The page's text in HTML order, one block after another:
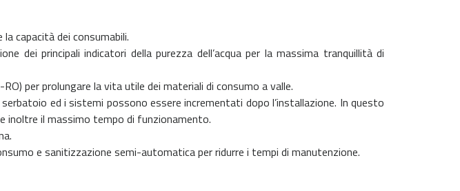
capacità dei consumabili.
dei principali indicatori della purezza dell’acqua per la massima tranquillità di
per prolungare la vita utile dei materiali di consumo a valle.
ed i sistemi possono essere incrementati dopo l’installazione. In questo
inoltre il massimo tempo di funzionamento.
e sanitizzazione semi-automatica per ridurre i tempi di manutenzione.